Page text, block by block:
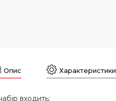
Опис Характеристики
входить: